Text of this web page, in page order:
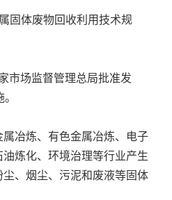
固体废物回收利用技术规
市场监督管理总局批准发
冶炼、有色金属冶炼、电子
炼化、环境治理等行业产生
、烟尘、污泥和废液等固体